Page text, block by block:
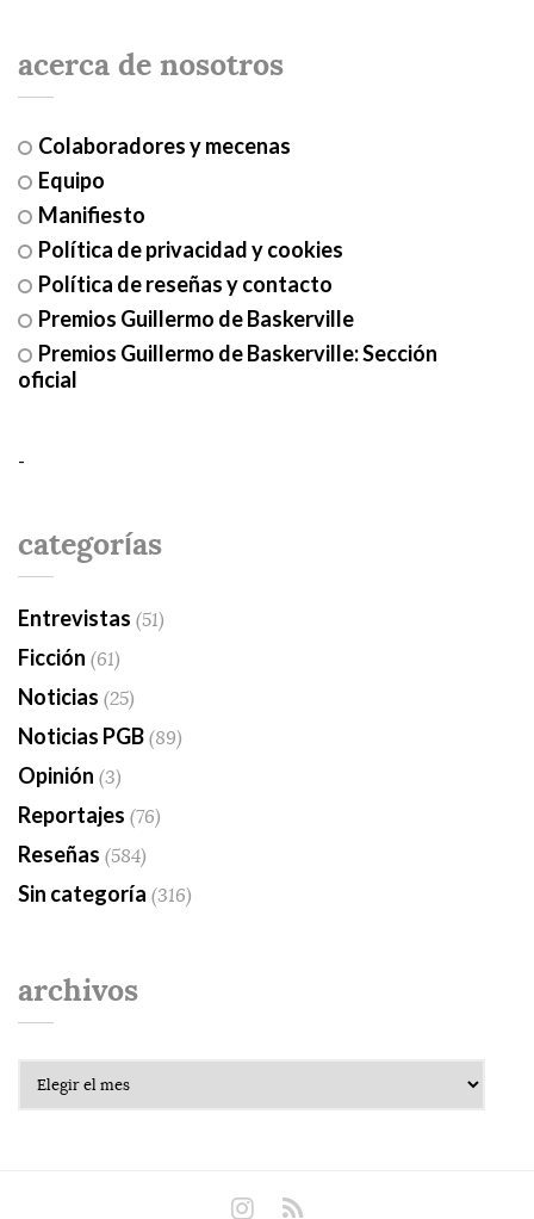
acerca de nosotros
Colaboradores y mecenas
Equipo
Manifiesto
Política de privacidad y cookies
Política de reseñas y contacto
Premios Guillermo de Baskerville
Premios Guillermo de Baskerville: Sección
oficial
-
categorías
Entrevistas (51)
Ficción (61)
Noticias (25)
Noticias PGB(89)
Opinión (3)
Reportajes (76)
Reseñas (584)
Sin categoría (316)
archivos